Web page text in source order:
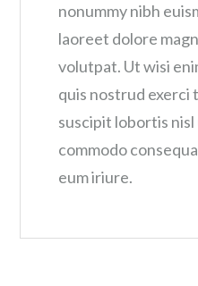
nonummy nibh
laoreet dolore
volutpat. Ut wisi
quis nostrud exerci
suscipit lobortis nisl
commodo
eum iriure.